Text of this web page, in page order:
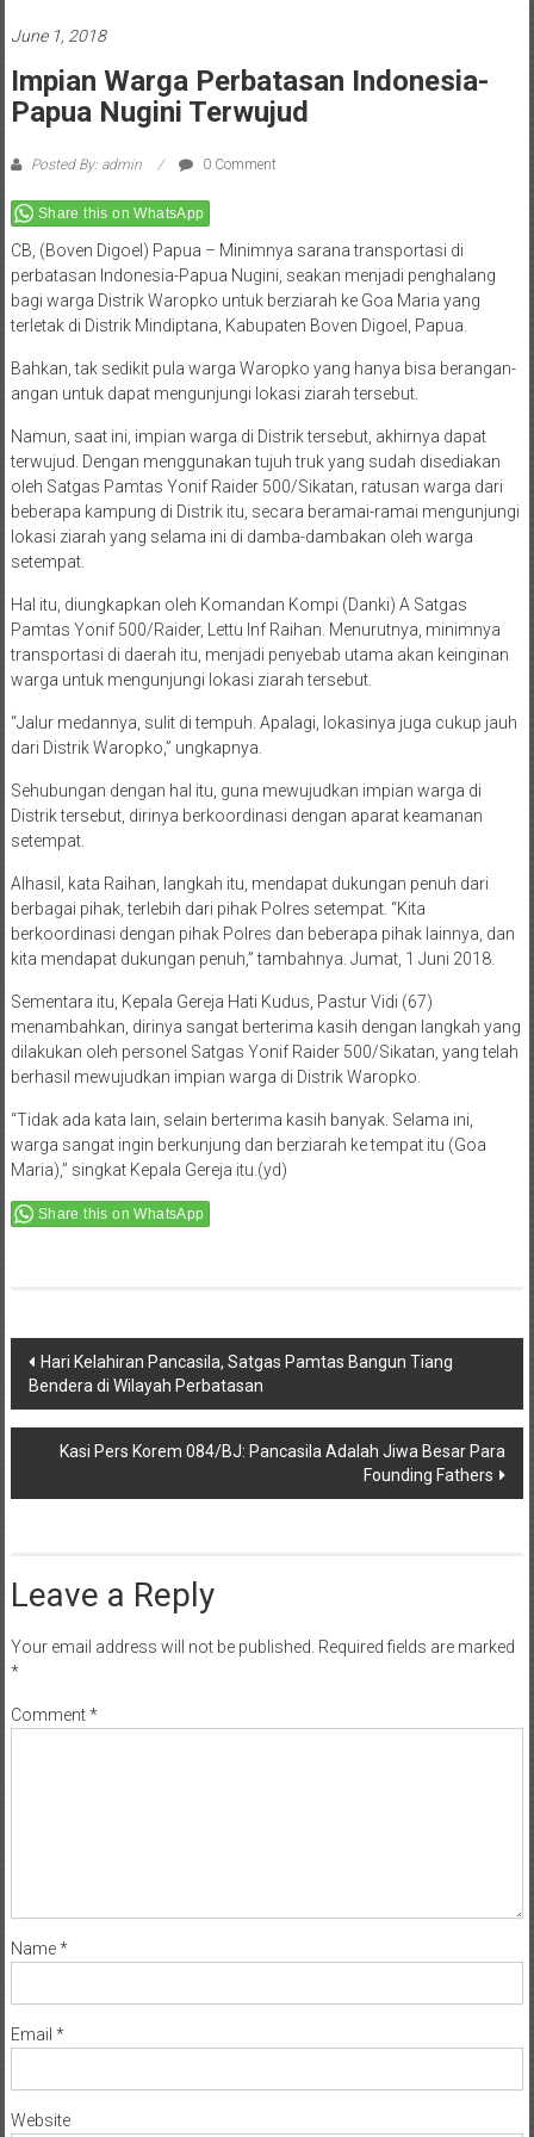
June 1, 2018
Impian Warga Perbatasan Indonesia-
Papua Nugini Terwujud
Posted By: admin 0 Comment
Share this on WhatsApp
CB, (Boven Digoel) Papua – Minimnya sarana transportasi di
perbatasan Indonesia-Papua Nugini, seakan menjadi penghalang
bagi warga Distrik Waropko untuk berziarah ke Goa Maria yang
terletak di Distrik Mindiptana, Kabupaten Boven Digoel, Papua.
Bahkan, tak sedikit pula warga Waropko yang hanya bisa berangan-
angan untuk dapat mengunjungi lokasi ziarah tersebut.
Namun, saat ini, impian warga di Distrik tersebut, akhirnya dapat
terwujud. Dengan menggunakan tujuh truk yang sudah disediakan
oleh Satgas Pamtas Yonif Raider 500/Sikatan, ratusan warga dari
beberapa kampung di Distrik itu, secara beramai-ramai mengunjungi
lokasi ziarah yang selama ini di damba-dambakan oleh warga
setempat.
Hal itu, diungkapkan oleh Komandan Kompi (Danki) A Satgas
Pamtas Yonif 500/Raider, Lettu Inf Raihan. Menurutnya, minimnya
transportasi di daerah itu, menjadi penyebab utama akan keinginan
warga untuk mengunjungi lokasi ziarah tersebut.
“Jalur medannya, sulit di tempuh. Apalagi, lokasinya juga cukup jauh
dari Distrik Waropko,” ungkapnya.
Sehubungan dengan hal itu, guna mewujudkan impian warga di
Distrik tersebut, dirinya berkoordinasi dengan aparat keamanan
setempat.
Alhasil, kata Raihan, langkah itu, mendapat dukungan penuh dari
berbagai pihak, terlebih dari pihak Polres setempat. “Kita
berkoordinasi dengan pihak Polres dan beberapa pihak lainnya, dan
kita mendapat dukungan penuh,” tambahnya. Jumat, 1 Juni 2018.
Sementara itu, Kepala Gereja Hati Kudus, Pastur Vidi (67)
menambahkan, dirinya sangat berterima kasih dengan langkah yang
dilakukan oleh personel Satgas Yonif Raider 500/Sikatan, yang telah
berhasil mewujudkan impian warga di Distrik Waropko.
“Tidak ada kata lain, selain berterima kasih banyak. Selama ini,
warga sangat ingin berkunjung dan berziarah ke tempat itu (Goa
Maria),” singkat Kepala Gereja itu.(yd)
Share this on WhatsApp
Post
navigation
Hari Kelahiran Pancasila, Satgas Pamtas Bangun Tiang
Bendera di Wilayah Perbatasan
Kasi Pers Korem 084/BJ: Pancasila Adalah Jiwa Besar Para
Founding Fathers
Leave a Reply
Your email address will not be published. Required fields are marked
*
Comment*
Name*
Email *
Website